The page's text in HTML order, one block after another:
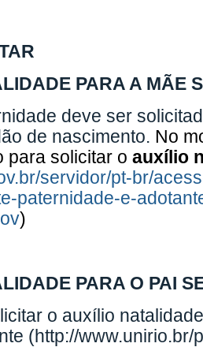
PARA A MÃE
deve ser
de nascimento. No
para solicitar oauxílio
servidor/pt-br/
paternidade-e-
)
PARA O PAI
o auxílio
(http://